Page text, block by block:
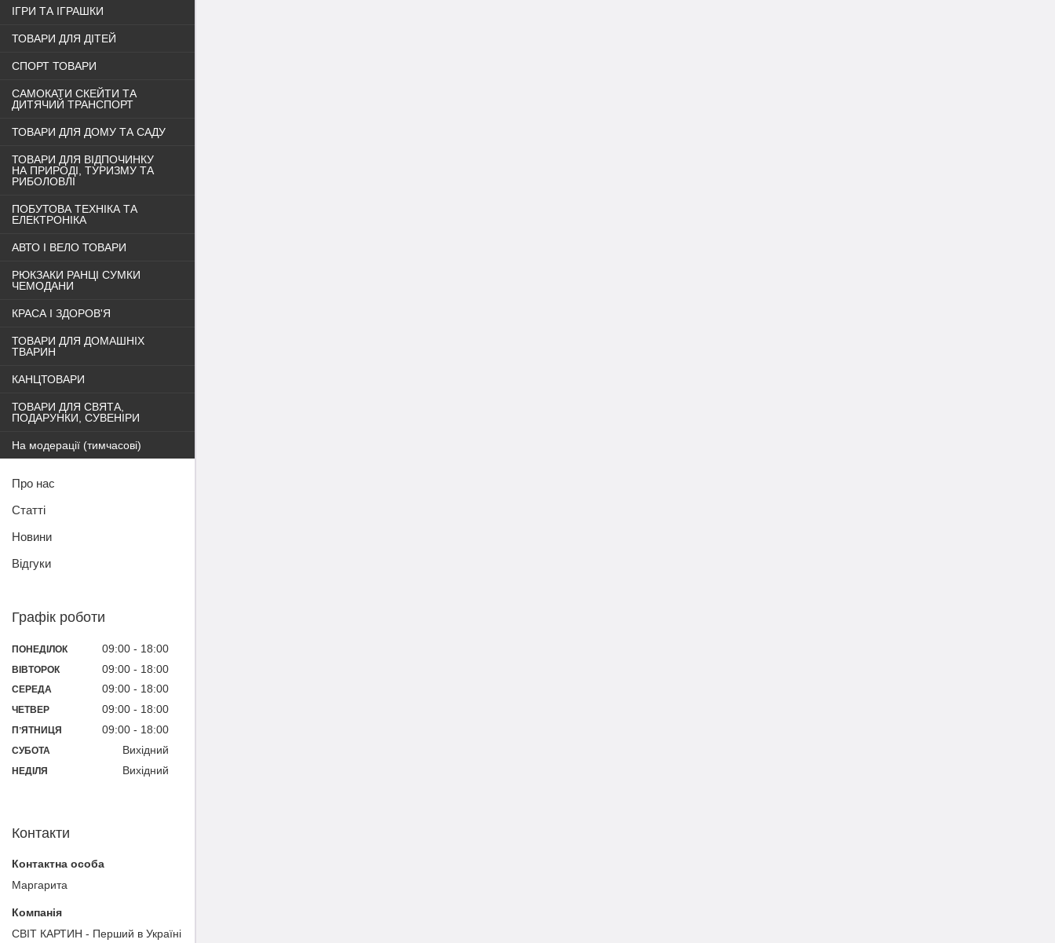
ІГРИ ТА ІГРАШКИ
ТОВАРИ ДЛЯ ДІТЕЙ
СПОРТ ТОВАРИ
САМОКАТИ СКЕЙТИ ТА
ДИТЯЧИЙ ТРАНСПОРТ
ТОВАРИ ДЛЯ ДОМУ ТА САДУ
ТОВАРИ ДЛЯ ВІДПОЧИНКУ
НА ПРИРОДІ, ТУРИЗМУ ТА
РИБОЛОВЛІ
ПОБУТОВА ТЕХНІКА ТА
ЕЛЕКТРОНІКА
АВТО І ВЕЛО ТОВАРИ
РЮКЗАКИ РАНЦІ СУМКИ
ЧЕМОДАНИ
КРАСА І ЗДОРОВ'Я
ТОВАРИ ДЛЯ ДОМАШНІХ
ТВАРИН
КАНЦТОВАРИ
ТОВАРИ ДЛЯ СВЯТА,
ПОДАРУНКИ, СУВЕНІРИ
На модерації (тимчасові)
Про нас
Статті
Новини
Відгуки
Графік роботи
ПОНЕДІЛОК 09:00 18:00
ВІВТОРОК 09:00 18:00
СЕРЕДА 09:00 18:00
ЧЕТВЕР 09:00 18:00
ПʼЯТНИЦЯ 09:00 18:00
СУБОТА Вихідний
НЕДІЛЯ Вихідний
Контакти
Маргарита
СВІТ КАРТИН - Перший в Україні